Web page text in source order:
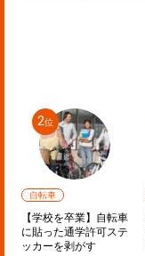
自転車
【学校を卒業】自転車
に貼った通学許可ステ
ッカーを剥がす